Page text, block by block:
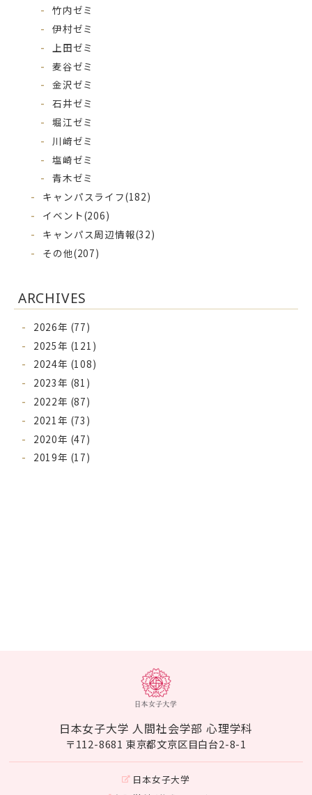
竹内ゼミ
伊村ゼミ
上田ゼミ
麦谷ゼミ
金沢ゼミ
石井ゼミ
堀江ゼミ
川﨑ゼミ
塩崎ゼミ
青木ゼミ
キャンパスライフ(182)
イベント(206)
キャンパス周辺情報(32)
その他(207)
ARCHIVES
2026年 (77)
2025年 (121)
2024年 (108)
2023年 (81)
2022年 (87)
2021年 (73)
2020年 (47)
2019年 (17)
日本女子大学 人間社会学部 心理学科
〒112-8681 東京都文京区目白台2-8-1
日本女子大学